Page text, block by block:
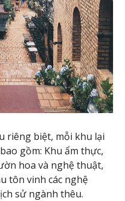
riêng biệt, mỗi khu lại
gồm: Khu ẩm thực,
hoa và nghệ thuật,
tôn vinh các nghệ
sử ngành thêu.